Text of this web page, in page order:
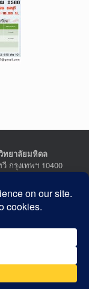
ทยาลัยมหิดล
กรุงเทพฯ 10400
Mahidol
10400
7157